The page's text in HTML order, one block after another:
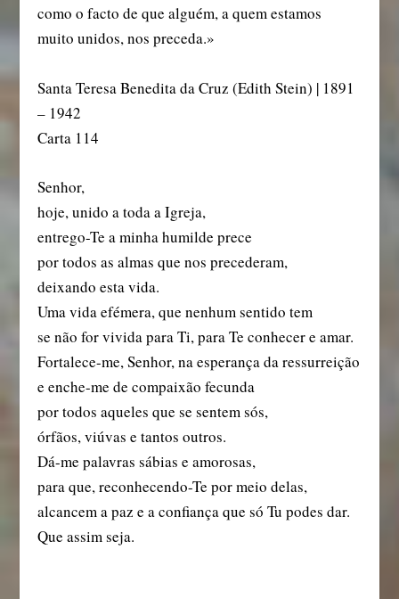
como o facto de que alguém, a quem estamos
muito unidos, nos preceda.»
Santa Teresa Benedita da Cruz (Edith Stein) | 1891
– 1942
Carta 114
Senhor,
hoje, unido a toda a Igreja,
entrego-Te a minha humilde prece
por todos as almas que nos precederam,
deixando esta vida.
Uma vida efémera, que nenhum sentido tem
se não for vivida para Ti, para Te conhecer e amar.
Fortalece-me, Senhor, na esperança da ressurreição
e enche-me de compaixão fecunda
por todos aqueles que se sentem sós,
órfãos, viúvas e tantos outros.
Dá-me palavras sábias e amorosas,
para que, reconhecendo-Te por meio delas,
alcancem a paz e a confiança que só Tu podes dar.
Que assim seja.